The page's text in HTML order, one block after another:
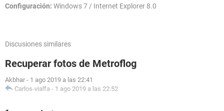
Configuración: Windows 7 / Internet Explorer 8.0
Discusiones similares
Recuperar fotos de Metroflog
Akbhar - 1 ago 2019 a las 22:41
Carlos-vialfa - 1 ago 2019 a las 22:52